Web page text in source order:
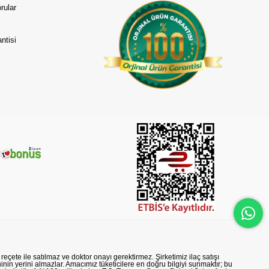
ile satılmaz ve doktor onayı gerektirmez. Şirketimiz ilaç satışı
yerini almazlar. Amacımız tüketicilere en doğru bilgiyi sunmaktır; bu